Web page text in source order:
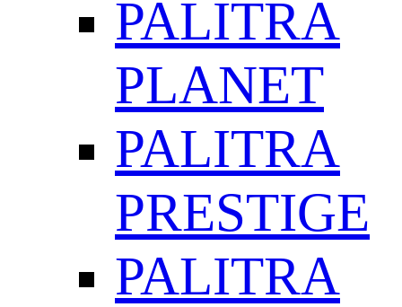
PALITRA
PLANET
PALITRA
PRESTIGE
PALITRA